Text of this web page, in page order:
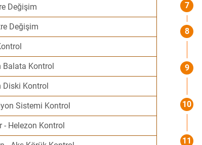
Değişim
Değişim
Balata Kontrol
Diski Kontrol
Sistemi Kontrol
- Helezon Kontrol
7
8
9
10
11